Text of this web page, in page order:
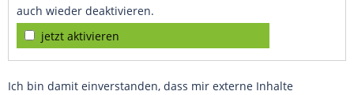
auch wieder deaktivieren.
jetzt aktivieren
Ich bin damit einverstanden, dass mir externe Inhalte